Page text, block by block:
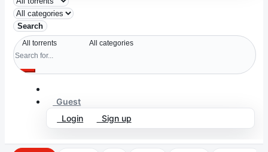
Search
Guest
Login
Sign up